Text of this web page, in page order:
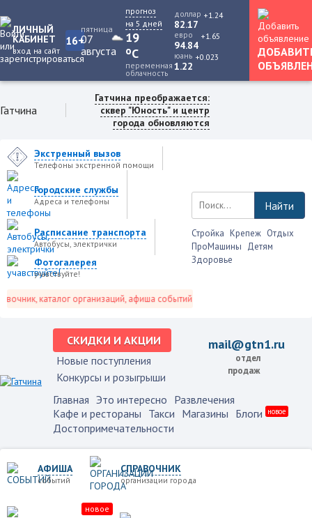
ЛИЧНЫЙ
КАБИНЕТ
вход на сайт
16+
пятница
07
августа
прогноз
на 5 дней
19
oC
переменная
облачность
доллар
82.17
+1.24
евро
94.84
+1.65
юань
1.22
+0.023
Гатчина
Гатчина преображается:
сквер "Юность" и центр
города обновляются
Экстренный вызов
Телефоны экстренной помощи
Городские службы
Адреса и телефоны
Расписание транспорта
Автобусы, электрички
Фотогалерея
учавствуйте!
каталог организаций, афиша событий и не только это.
Найти
Стройка Крепеж Отдых
ПроМашины Детям
Здоровье
СКИДКИ И АКЦИИ
Новые поступления
Конкурсы и розыгрыши
mail@gtn1.ru
отдел
продаж
Главная Это интересно Развлечения
Кафе и рестораны Такси Магазины Блоги новое
Достопримечательности
АФИША
событий
СПРАВОЧНИК
организации города
новое